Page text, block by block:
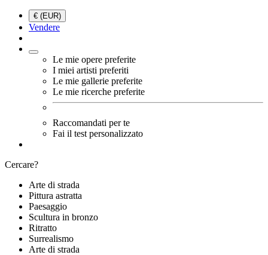
€ (EUR)
Vendere
Le mie opere preferite
I miei artisti preferiti
Le mie gallerie preferite
Le mie ricerche preferite
Raccomandati per te
Fai il test personalizzato
Cercare?
Arte di strada
Pittura astratta
Paesaggio
Scultura in bronzo
Ritratto
Surrealismo
Arte di strada